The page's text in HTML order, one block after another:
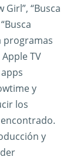
“Busca
programas
TV
y
los
y